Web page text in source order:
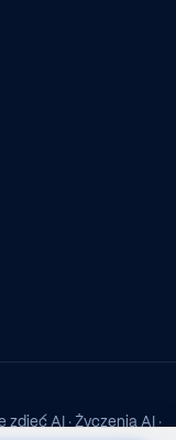
zdjęć AI · Życzenia AI
·